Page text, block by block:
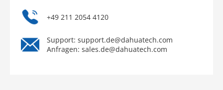
+49 211 2054 4120
Support: support.de@dahuatech.com
Anfragen: sales.de@dahuatech.com